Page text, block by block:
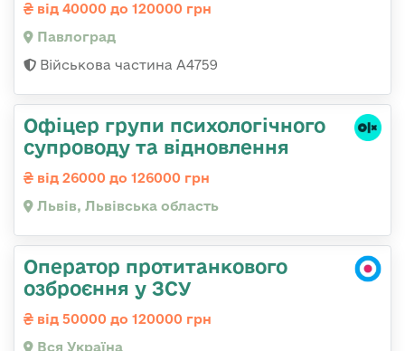
від 40000 до 120000 грн
Павлоград
Військова частина А4759
Офіцер групи психологічного
супроводу та відновлення
від 26000 до 126000 грн
Львів, Львівська область
Оператор протитанкового
озброєння у ЗСУ
від 50000 до 120000 грн
Вся Україна